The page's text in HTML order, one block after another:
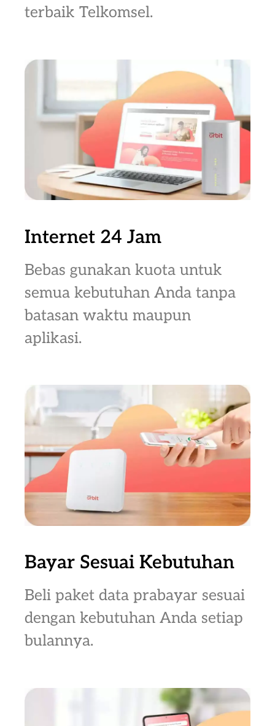
terbaik Telkomsel.
Internet 24 Jam
Bebas gunakan kuota untuk
semua kebutuhan Anda tanpa
batasan waktu maupun
aplikasi.
Bayar Sesuai Kebutuhan
Beli paket data prabayar sesuai
dengan kebutuhan Anda setiap
bulannya.